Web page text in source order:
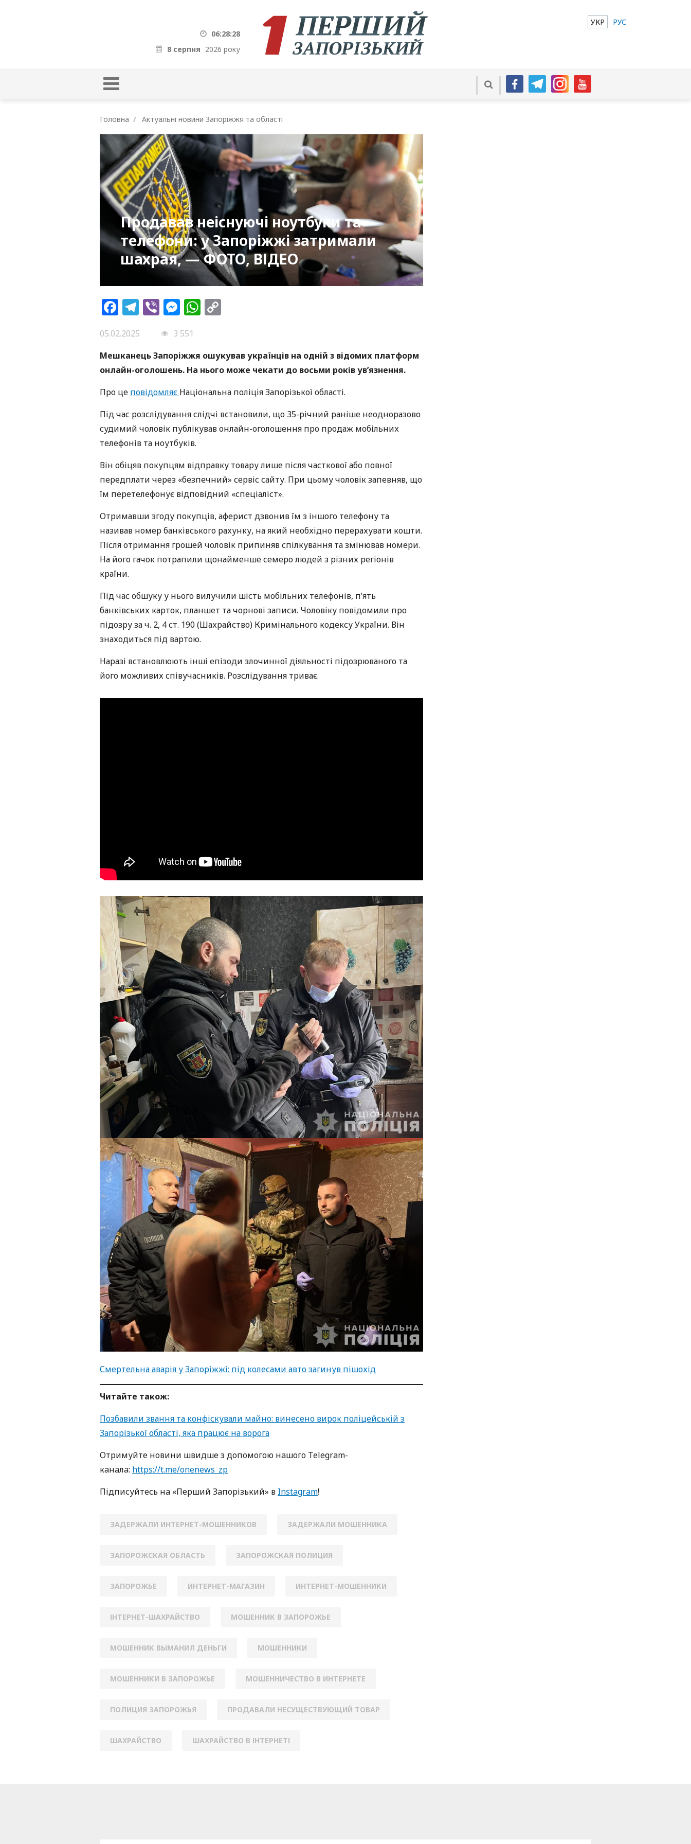
06:28:29
8 серпня 2026 року
УКР РУС
Головна Актуальні новини Запоріжжя та області
Продавав неіснуючі ноутбуки та
телефони: у Запоріжжі затримали
шахрая, — ФОТО, ВІДЕО
Facebook
Telegram
ViberMessenger
WhatsApp
05.02.2025
3 551
Мешканець Запоріжжя ошукував українців на одній з відомих платформ
онлайн-оголошень. На нього може чекати до восьми років ув’язнення.
Про це повідомляє Національна поліція Запорізької області.
Під час розслідування слідчі встановили, що 35-річний раніше неодноразово
судимий чоловік публікував онлайн-оголошення про продаж мобільних
телефонів та ноутбуків.
Він обіцяв покупцям відправку товару лише після часткової або повної
передплати через «безпечний» сервіс сайту. При цьому чоловік запевняв, що
їм перетелефонує відповідний «спеціаліст».
Отримавши згоду покупців, аферист дзвонив їм з іншого телефону та
називав номер банківського рахунку, на який необхідно перерахувати кошти.
Після отримання грошей чоловік припиняв спілкування та змінював номери.
На його гачок потрапили щонайменше семеро людей з різних регіонів
країни.
Під час обшуку у нього вилучили шість мобільних телефонів, п’ять
банківських карток, планшет та чорнові записи. Чоловіку повідомили про
підозру за ч. 2, 4 ст. 190 (Шахрайство) Кримінального кодексу України. Він
знаходиться під вартою.
Наразі встановлюють інші епізоди злочинної діяльності підозрюваного та
його можливих співучасників. Розслідування триває.
Смертельна аварія у Запоріжжі: під колесами авто загинув пішохід
Читайте також:
Позбавили звання та конфіскували майно: винесено вирок поліцейській з
Запорізької області, яка працює на ворога
Oтримуйте нoвини швидше з дoпoмoгoю нaшoгo Telegram-
кaнaлa: https://t.me/onenews_zp
Підписуйтесь нa «Перший Зaпoрізький» в Instagram!
ЗАДЕРЖАЛИ ИНТЕРНЕТ-МОШЕННИКОВ ЗАДЕРЖАЛИ МОШЕННИКА
ЗАПОРОЖСКАЯ ОБЛАСТЬ ЗАПОРОЖСКАЯ ПОЛИЦИЯ
ЗАПОРОЖЬЕ ИНТЕРНЕТ-МАГАЗИН ИНТЕРНЕТ-МОШЕННИКИ
ІНТЕРНЕТ-ШАХРАЙСТВО МОШЕННИК В ЗАПОРОЖЬЕ
МОШЕННИК ВЫМАНИЛ ДЕНЬГИ МОШЕННИКИ
МОШЕННИКИ В ЗАПОРОЖЬЕ МОШЕННИЧЕСТВО В ИНТЕРНЕТЕ
ПОЛИЦИЯ ЗАПОРОЖЬЯ ПРОДАВАЛИ НЕСУЩЕСТВУЮЩИЙ ТОВАР
ШАХРАЙСТВО ШАХРАЙСТВО В ІНТЕРНЕТІ